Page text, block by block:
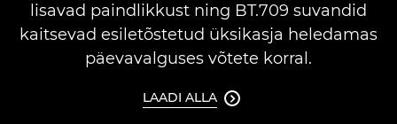
lisavad paindlikkust ning BT.709 suvandid
kaitsevad esiletõstetud üksikasja heledamas
päevavalguses võtete korral.
LAADI ALLA 